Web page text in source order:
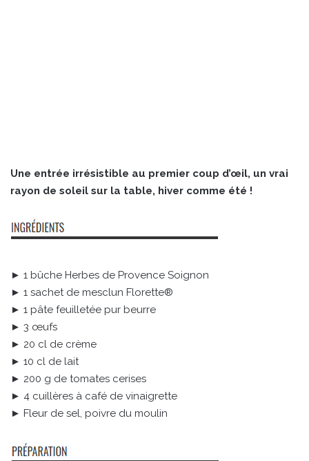
Une entrée irrésistible au premier coup d’œil, un vrai
rayon de soleil sur la table, hiver comme été !
► 1 bûche Herbes de Provence Soignon
► 1 sachet de mesclun Florette®
► 1 pâte feuilletée pur beurre
► 3 œufs
► 20 cl de crème
► 10 cl de lait
► 200 g de tomates cerises
► 4 cuillères à café de vinaigrette
► Fleur de sel, poivre du moulin